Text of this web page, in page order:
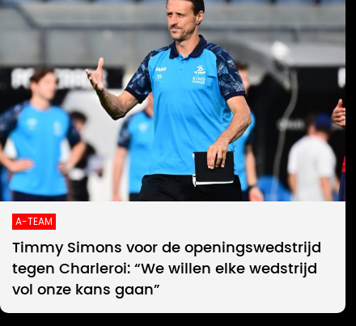
A-TEAM
Timmy Simons voor de openingswedstrijd
tegen Charleroi: “We willen elke wedstrijd
vol onze kans gaan”